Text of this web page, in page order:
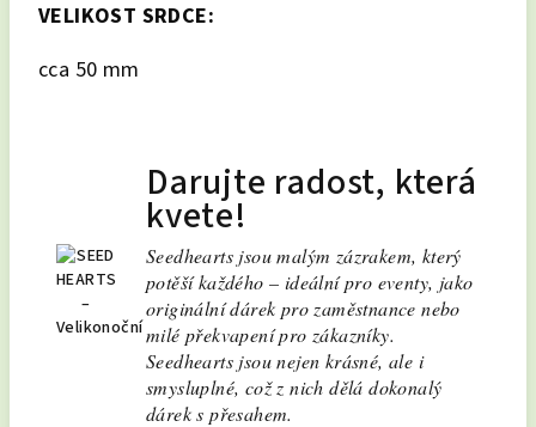
VELIKOST SRDCE:
cca 50 mm
Darujte radost, která
kvete!
Seedhearts jsou malým zázrakem, který
potěší každého – ideální pro eventy, jako
originální dárek pro zaměstnance nebo
milé překvapení pro zákazníky.
Seedhearts jsou nejen krásné, ale i
smysluplné, což z nich dělá dokonalý
dárek s přesahem.